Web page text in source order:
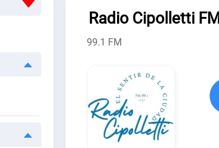
Radio Cipolletti FM
99.1 FM